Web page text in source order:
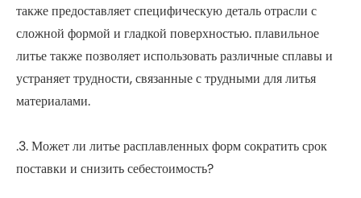
также предоставляет специфическую деталь отрасли с
сложной формой и гладкой поверхностью. плавильное
литье также позволяет использовать различные сплавы и
устраняет трудности, связанные с трудными для литья
материалами.
.3. Может ли литье расплавленных форм сократить срок
поставки и снизить себестоимость?